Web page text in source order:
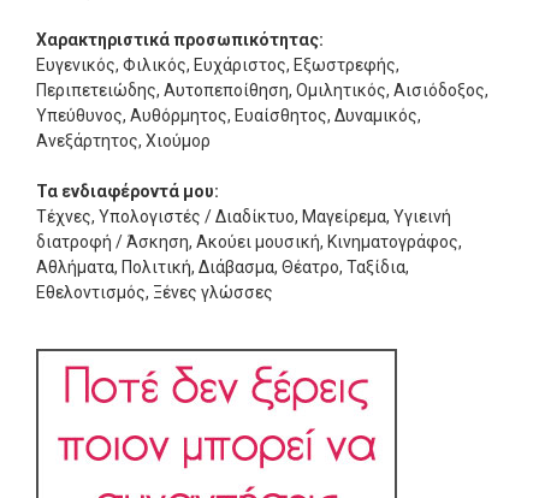
Χαρακτηριστικά προσωπικότητας:
Ευγενικός, Φιλικός, Ευχάριστος, Εξωστρεφής,
Περιπετειώδης, Αυτοπεποίθηση, Ομιλητικός, Αισιόδοξος,
Υπεύθυνος, Αυθόρμητος, Ευαίσθητος, Δυναμικός,
Ανεξάρτητος, Χιούμορ
Τα ενδιαφέροντά μου:
Τέχνες, Υπολογιστές / Διαδίκτυο, Μαγείρεμα, Υγιεινή
διατροφή / Άσκηση, Ακούει μουσική, Κινηματογράφος,
Αθλήματα, Πολιτική, Διάβασμα, Θέατρο, Ταξίδια,
Εθελοντισμός, Ξένες γλώσσες